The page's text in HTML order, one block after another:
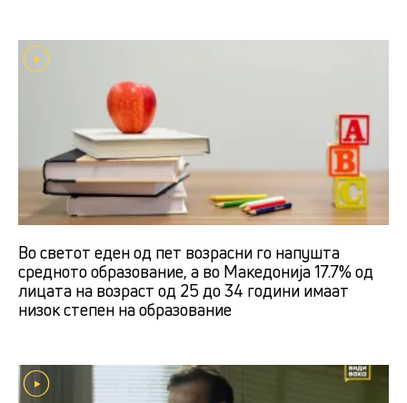
Во светот еден од пет возрасни го напушта
средното образование, а во Македонија 17.7% од
лицата на возраст од 25 до 34 години имаат
низок степен на образование